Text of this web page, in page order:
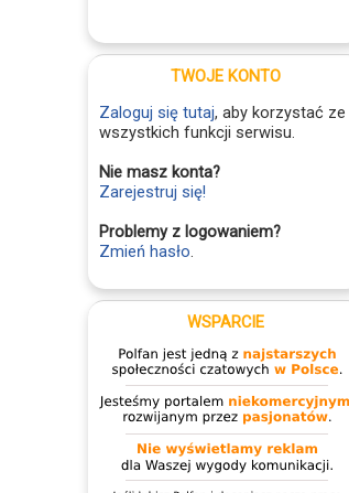
TWOJE KONTO
Zaloguj się tutaj, aby korzystać ze
wszystkich funkcji serwisu.
Nie masz konta?
Zarejestruj się!
Problemy z logowaniem?
Zmień hasło.
WSPARCIE